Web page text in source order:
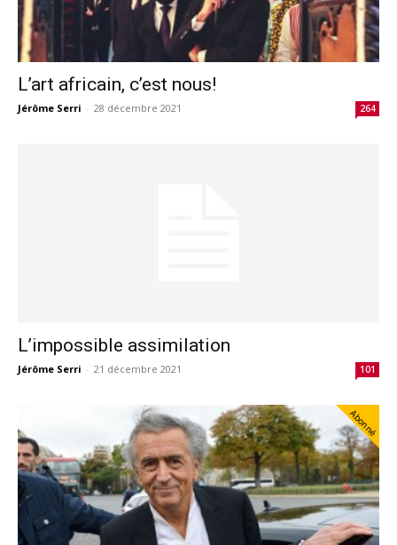
L’art africain, c’est nous!
Jérôme Serri - 28 décembre 2021 264
L’impossible assimilation
Jérôme Serri - 21 décembre 2021 101
Abonné